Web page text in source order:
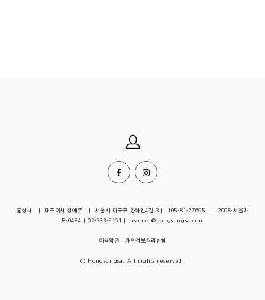
홍성사 | 대표이사 정애주 | 서울시 마포구 양화진4길 3 | 105-81-27695 | 2008-서울마
포-0484 | 02-333-5161 | hsbooks@hongsungsa.com
이용약관|개인정보처리방침
© Hongsungsa. All rights reserved.